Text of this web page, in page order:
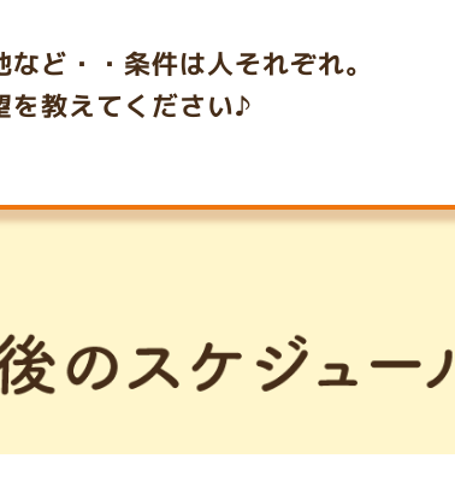
ど・・条件は人それぞれ。
を教えてください♪